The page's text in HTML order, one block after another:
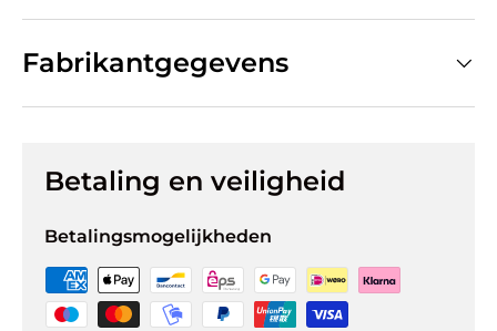
Fabrikantgegevens
Betaling en veiligheid
Betalingsmogelijkheden